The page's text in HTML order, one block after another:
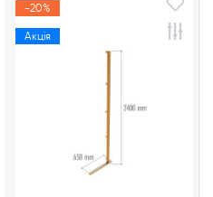
-20%
Акція